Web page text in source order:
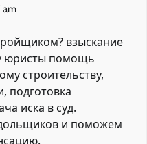
am
взыскание
юристы помощь
строительству,
подготовка
иска в суд.
и поможем